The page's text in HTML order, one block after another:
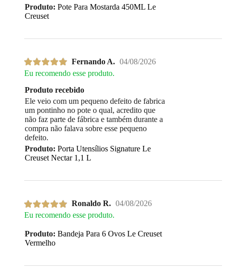
Produto: Pote Para Mostarda 450ML Le
Creuset
Fernando A. 04/08/2026
Eu recomendo esse produto.
Produto recebido
Ele veio com um pequeno defeito de fabrica
um pontinho no pote o qual, acredito que
não faz parte de fábrica e também durante a
compra não falava sobre esse pequeno
defeito.
Produto: Porta Utensílios Signature Le
Creuset Nectar 1,1 L
Ronaldo R. 04/08/2026
Eu recomendo esse produto.
Produto: Bandeja Para 6 Ovos Le Creuset
Vermelho